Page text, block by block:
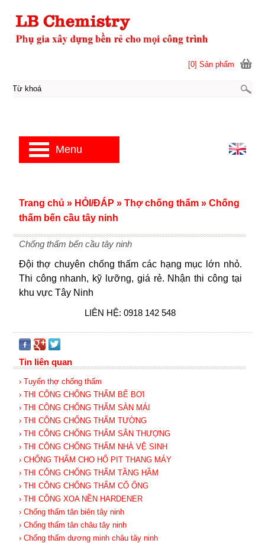
Chống thấm bến cầu tây ninh
Đội thợ chuyên chống thấm các hạng mục lớn nhỏ.
Thi công nhanh, kỹ lưỡng, giá rẻ. Nhận thi công tại
khu vực Tây Ninh
LIÊN HỆ: 0918 142 548
Tin liên quan
› Tuyển thợ chống thấm
› THI CÔNG CHỐNG THẤM BỂ BƠI
› THI CÔNG CHỐNG THẤM SÀN MÁI
› THI CÔNG CHỐNG THẤM TƯỜNG
› THI CÔNG CHỐNG THẤM SÂN THƯỢNG
› THI CÔNG CHỐNG THẤM NHÀ VỆ SINH
› CHỐNG THẤM CHO HỐ PIT THANG MÁY
› THI CÔNG CHỐNG THẤM TẦNG HẦM
› THI CÔNG CHỐNG THẤM CỔ ỐNG
› THI CÔNG XOA NỀN HARDENER
› Chống thấm tân biên tây ninh
› Chống thấm tân châu tây ninh
› Chống thấm dương minh châu tây ninh
Trang chủ » HỎI/ĐÁP » Thợ chống thấm » Chống
thấm bến cầu tây ninh
[0] Sản phẩm
Menu